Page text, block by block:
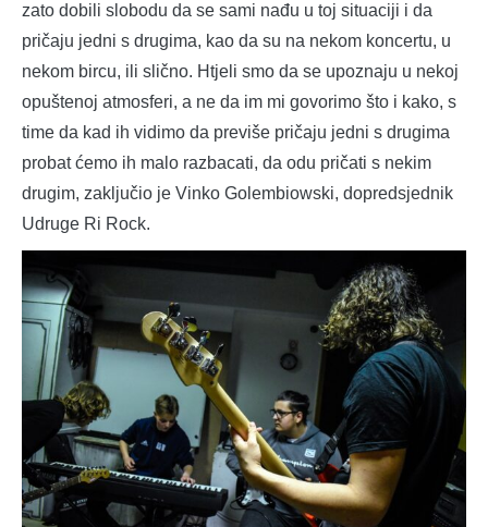
zato dobili slobodu da se sami nađu u toj situaciji i da
pričaju jedni s drugima, kao da su na nekom koncertu, u
nekom bircu, ili slično. Htjeli smo da se upoznaju u nekoj
opuštenoj atmosferi, a ne da im mi govorimo što i kako, s
time da kad ih vidimo da previše pričaju jedni s drugima
probat ćemo ih malo razbacati, da odu pričati s nekim
drugim, zaključio je Vinko Golembiowski, dopredsjednik
Udruge Ri Rock.